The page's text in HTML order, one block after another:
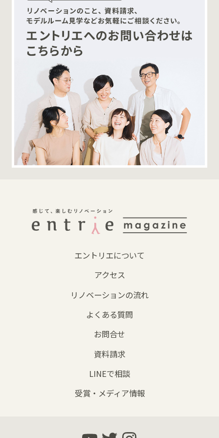
エントリエについて
アクセス
リノベーションの流れ
よくある質問
お問合せ
資料請求
LINEで相談
受賞・メディア情報